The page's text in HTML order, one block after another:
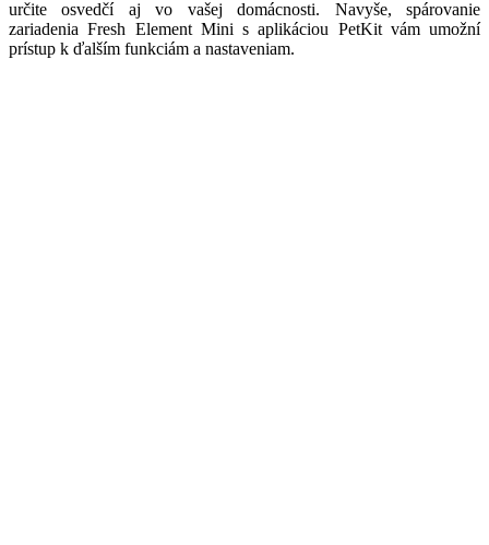
určite osvedčí aj vo vašej domácnosti. Navyše, spárovanie
zariadenia Fresh Element Mini s aplikáciou PetKit vám umožní
prístup k ďalším funkciám a nastaveniam.